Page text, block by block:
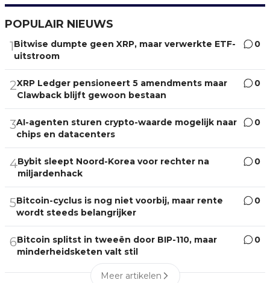
POPULAIR NIEUWS
1 Bitwise dumpte geen XRP, maar verwerkte ETF-
uitstroom
0
2XRP Ledger pensioneert 5 amendments maar
Clawback blijft gewoon bestaan
0
3AI-agenten sturen crypto-waarde mogelijk naar
chips en datacenters
0
4Bybit sleept Noord-Korea voor rechter na
miljardenhack
0
5Bitcoin-cyclus is nog niet voorbij, maar rente
wordt steeds belangrijker
0
6Bitcoin splitst in tweeën door BIP-110, maar
minderheidsketen valt stil
0
Meer artikelen